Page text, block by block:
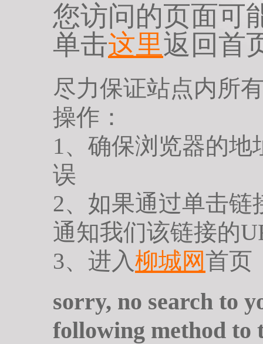
您访问的页面可
单击这里返回
尽力保证站点内所
操作：
1、确保浏览器的
误
2、如果通过单击
通知我们该链接的
3、进入柳城网首页
sorry, no search to
following method to